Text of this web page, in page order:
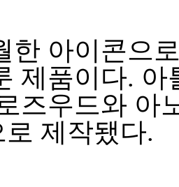
한 아이콘으
제품이다.
즈우드와 아
제작됐다.